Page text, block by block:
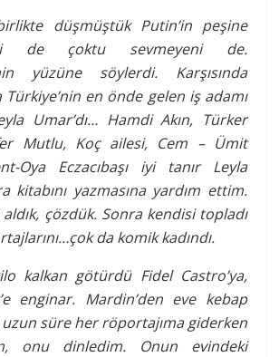
düşmüştük Putin’in peşine
de çoktu sevmeyeni de.
yüzüne söylerdi. Karşısında
en önde gelen iş adamı
Umar’dı… Hamdi Akın, Türker
Mutlu, Koç ailesi, Cem – Ümit
Oya Eczacıbaşı iyi tanır Leyla
kitabını yazmasına yardım ettim.
aldık, çözdük. Sonra kendisi topladı
da komik kadındı.
kalkan götürdü Fidel Castro’ya,
enginar. Mardin’den eve kebap
süre her röportajıma giderken
onu dinledim. Onun evindeki